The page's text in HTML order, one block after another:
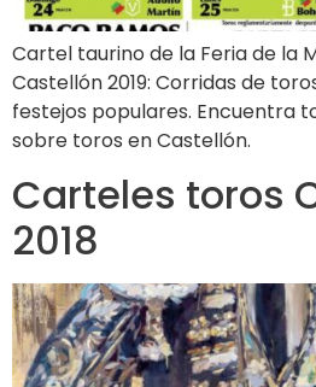
Cartel taurino de la Feria de la
Castellón 2019: Corridas de
festejos populares. Encuentra
sobre toros en Castellón.
Carteles toros
2018